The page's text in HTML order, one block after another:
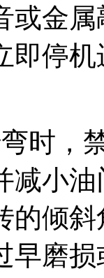
或金
即停
，禁
减小
的倾
过早